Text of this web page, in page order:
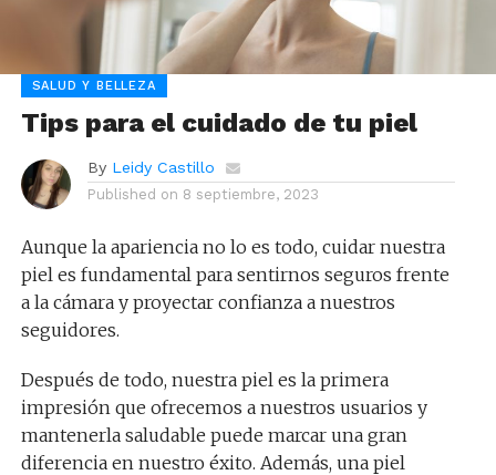
SALUD Y BELLEZA
Tips para el cuidado de tu piel
By Leidy Castillo
Published on 8 septiembre, 2023
Aunque la apariencia no lo es todo, cuidar nuestra
piel es fundamental para sentirnos seguros frente
a la cámara y proyectar confianza a nuestros
seguidores.
Después de todo, nuestra piel es la primera
impresión que ofrecemos a nuestros usuarios y
mantenerla saludable puede marcar una gran
diferencia en nuestro éxito. Además, una piel